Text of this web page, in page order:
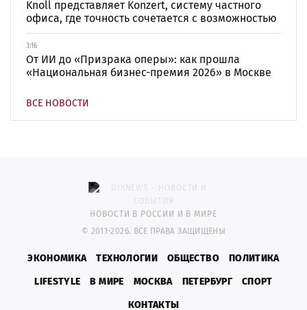
Knoll представляет Konzert, систему частного
офиса, где точность сочетается с возможностью
3:16
От ИИ до «Призрака оперы»: как прошла
«Национальная бизнес-премия 2026» в Москве
ВСЕ НОВОСТИ
НОВОСТИ В РОССИИ И В МИРЕ
© 2011-2026. ВСЕ ПРАВА ЗАЩИЩЕНЫ
ЭКОНОМИКА ТЕХНОЛОГИИ ОБЩЕСТВО
ПОЛИТИКА
LIFESTYLE
В МИРЕ МОСКВА ПЕТЕРБУРГ
СПОРТ
КОНТАКТЫ